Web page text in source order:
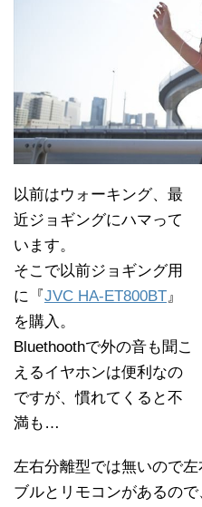
以前はウォーキング、最
近ジョギングにハマって
います。
そこで以前ジョギング用
に『JVC HA-ET800BT』
を購入。
Bluethoothで外の音も聞こ
えるイヤホンは便利なの
ですが、慣れてくると不
満も…
左右分離型では無いので
ブルとリモコンがあるので